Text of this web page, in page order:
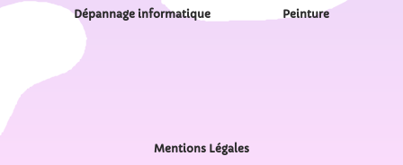
Dépannage informatique Peinture
Mentions Légales